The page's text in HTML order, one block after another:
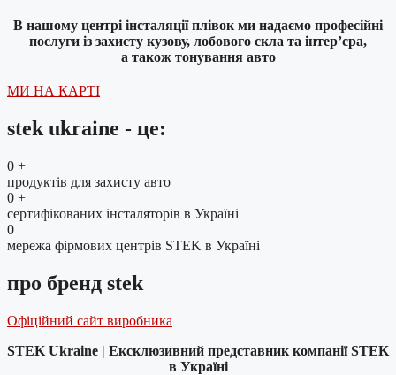
В нашому центрі інсталяції плівок ми надаємо професійні
послуги із захисту кузову, лобового скла та інтер’єра,
а також тонування авто
МИ НА КАРТІ
stek ukraine - це:
0 +
продуктів для захисту авто
0 +
сертифікованих інсталяторів в Україні
0
мережа фірмових центрів STEK в Україні
про бренд stek
Офіційний сайт виробника
STEK Ukraine | Ексклюзивний представник компанії STEK
в Україні